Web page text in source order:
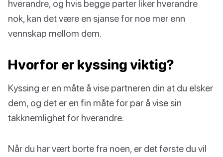
hverandre, og hvis begge parter liker hverandre
nok, kan det være en sjanse for noe mer enn
vennskap mellom dem.
Hvorfor er kyssing viktig?
Kyssing er en måte å vise partneren din at du elsker
dem, og det er en fin måte for par å vise sin
takknemlighet for hverandre.
Når du har vært borte fra noen, er det første du vil